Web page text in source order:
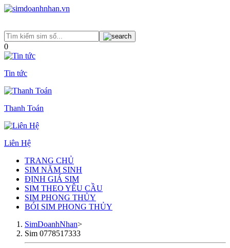
0
Tin tức
Thanh Toán
Liên Hệ
TRANG CHỦ
SIM NĂM SINH
ĐỊNH GIÁ SIM
SIM THEO YÊU CẦU
SIM PHONG THỦY
BÓI SIM PHONG THỦY
SimDoanhNhan>
Sim 0778517333